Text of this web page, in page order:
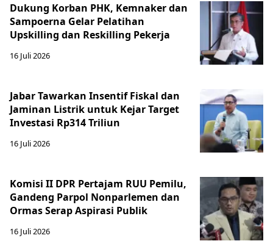
Dukung Korban PHK, Kemnaker dan
Sampoerna Gelar Pelatihan
Upskilling dan Reskilling Pekerja
16 Juli 2026
Jabar Tawarkan Insentif Fiskal dan
Jaminan Listrik untuk Kejar Target
Investasi Rp314 Triliun
16 Juli 2026
Komisi II DPR Pertajam RUU Pemilu,
Gandeng Parpol Nonparlemen dan
Ormas Serap Aspirasi Publik
16 Juli 2026